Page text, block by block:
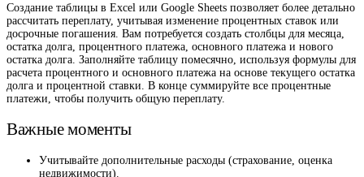
Создание таблицы в Excel или Google Sheets позволяет более детально
рассчитать переплату, учитывая изменение процентных ставок или
досрочные погашения. Вам потребуется создать столбцы для месяца,
остатка долга, процентного платежа, основного платежа и нового
остатка долга. Заполняйте таблицу помесячно, используя формулы для
расчета процентного и основного платежа на основе текущего остатка
долга и процентной ставки. В конце суммируйте все процентные
платежи, чтобы получить общую переплату.
Важные моменты
Учитывайте дополнительные расходы (страхование, оценка
недвижимости).